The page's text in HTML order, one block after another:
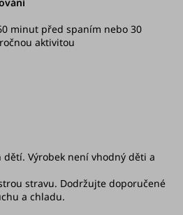
minut před spaním nebo 30
aktivitou
dětí. Výrobek není vhodný děti a
stravu. Dodržujte doporučené
a chladu.